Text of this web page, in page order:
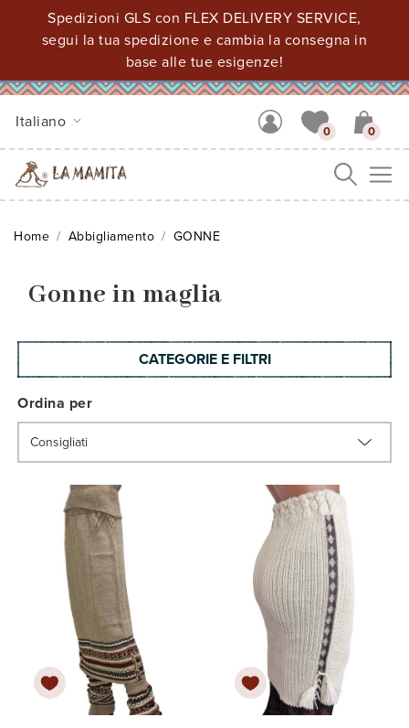
Spedizioni GLS con FLEX DELIVERY SERVICE,
segui la tua spedizione e cambia la consegna in
base alle tue esigenze!
Italiano
0 0
Home Abbigliamento GONNE
Gonne in maglia
CATEGORIE E FILTRI
Ordina per